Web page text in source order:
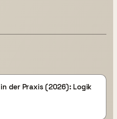
der Praxis (2026): Logik